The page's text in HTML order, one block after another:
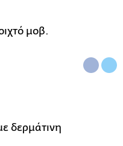
μοβ.
δερμάτινη